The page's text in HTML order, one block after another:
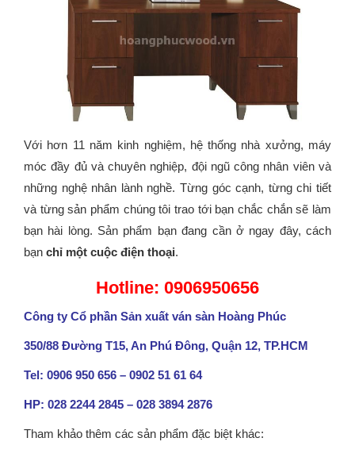
Với hơn 11 năm kinh nghiệm, hệ thống nhà xưởng, máy
móc đầy đủ và chuyên nghiệp, đội ngũ công nhân viên và
những nghệ nhân lành nghề. Từng góc cạnh, từng chi tiết
và từng sản phẩm chúng tôi trao tới bạn chắc chắn sẽ làm
bạn hài lòng. Sản phẩm bạn đang cần ở ngay đây, cách
bạn chỉ một cuộc điện thoại.
Hotline: 0906950656
Công ty Cổ phần Sản xuất ván sàn Hoàng Phúc
350/88 Đường T15, An Phú Đông, Quận 12, TP.HCM
Tel: 0906 950 656 – 0902 51 61 64
HP: 028 2244 2845 – 028 3894 2876
Tham khảo thêm các sản phẩm đặc biệt khác: